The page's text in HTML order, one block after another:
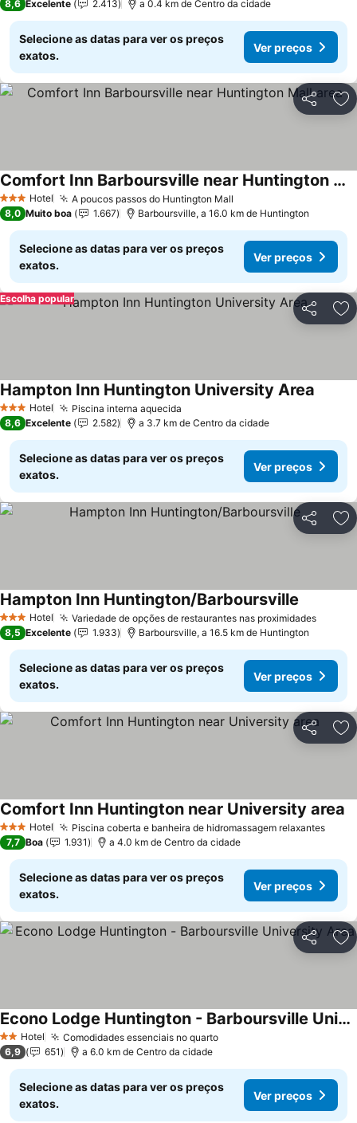
8,6 Excelente 2.413 a 0.4 km de Centro da cidade
Selecione as datas para ver os preços
exatos.
Ver preços
Partilhar
3 EstrelasHotel A poucos passos do Huntington Mall
Comfort Inn Barboursville near Huntington Mall area
Ver preços
8,0 Muito boa 1.667 Barboursville, a 16.0 km de Huntington
Selecione as datas para ver os preços
exatos.
Ver preços
Partilhar
Escolha popular
3 EstrelasHotel Piscina interna aquecida
Hampton Inn Huntington University Area
8,6 Excelente 2.582 a 3.7 km de Centro da cidade
Selecione as datas para ver os preços
exatos.
Ver preços
Partilhar
3 EstrelasHotel Variedade de opções de restaurantes nas proximidadesVer
Hampton Inn Huntington/Barboursville
8,5 Excelente 1.933 Barboursville, a 16.5 km de Huntington
Selecione as datas para ver os preços
exatos.
Ver preços
Partilhar
3 EstrelasHotel Piscina coberta e banheira de hidromassagem relaxantesVer
Comfort Inn Huntington near University area
7,7 Boa 1.931 a 4.0 km de Centro da cidade
Selecione as datas para ver os preços
exatos.
Ver preços
Partilhar
2 Estrelas
Hotel Comodidades essenciais no quartoVer preços
Econo Lodge Huntington - Barboursville University Area
Ver preços
6,9 651 a 6.0 km de Centro da cidade
Selecione as datas para ver os preços
exatos.
Ver preços